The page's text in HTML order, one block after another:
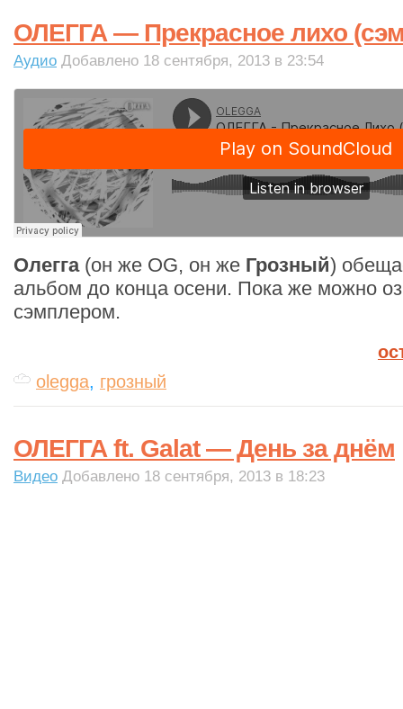
ОЛЕГГА — Прекрасное лихо
Аудио Добавлено 18 сентября, 2013 в 23:54
Олегга(он же OG, он же Грозный)
альбом до конца осени. Пока же можно
сэмплером.
olegga, грозный
ОЛЕГГА ft. Galat — День за днём
Видео Добавлено 18 сентября, 2013 в 18:23